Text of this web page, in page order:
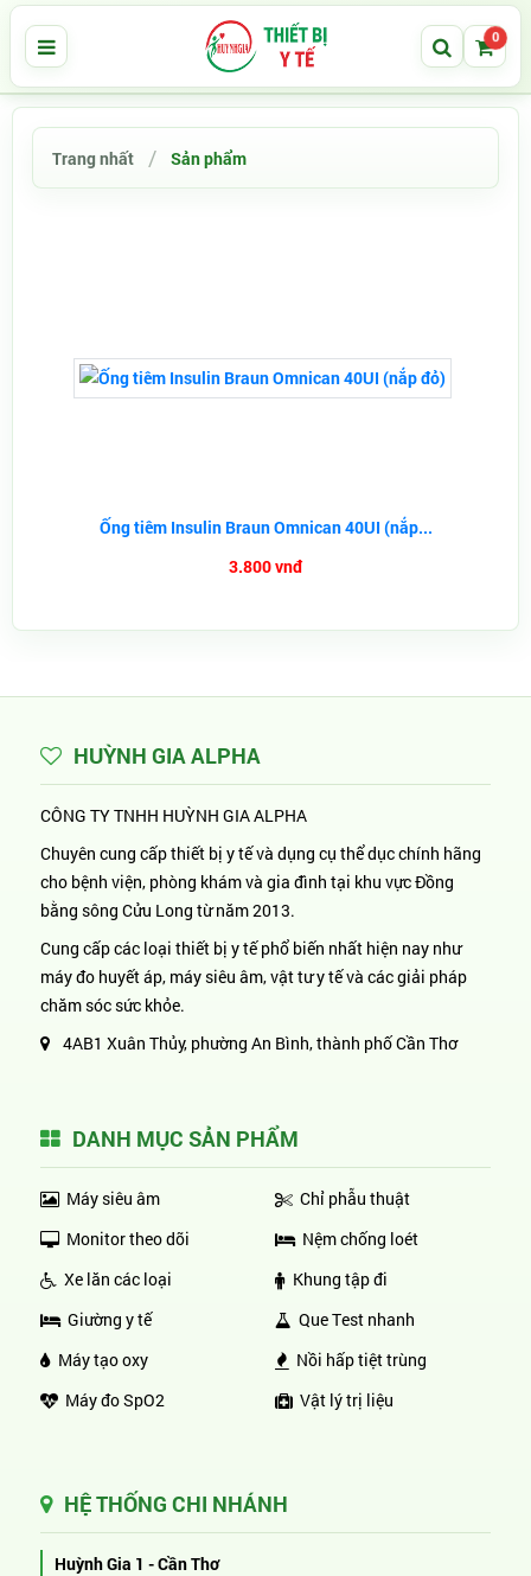
0
Trang nhất Sản phẩm
Ống tiêm Insulin Braun Omnican 40UI (nắp...
3.800 vnđ
HUỲNH GIA ALPHA
CÔNG TY TNHH HUỲNH GIA ALPHA
Chuyên cung cấp thiết bị y tế và dụng cụ thể dục chính hãng
cho bệnh viện, phòng khám và gia đình tại khu vực Đồng
bằng sông Cửu Long từ năm 2013.
Cung cấp các loại thiết bị y tế phổ biến nhất hiện nay như
máy đo huyết áp, máy siêu âm, vật tư y tế và các giải pháp
chăm sóc sức khỏe.
4AB1 Xuân Thủy, phường An Bình, thành phố Cần Thơ
DANH MỤC SẢN PHẨM
Máy siêu âm
Monitor theo dõi
Xe lăn các loại
Giường y tế
Máy tạo oxy
Máy đo SpO2
Chỉ phẫu thuật
Nệm chống loét
Khung tập đi
Que Test nhanh
Nồi hấp tiệt trùng
Vật lý trị liệu
HỆ THỐNG CHI NHÁNH
Huỳnh Gia 1 - Cần Thơ